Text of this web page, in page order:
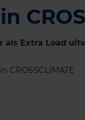
als Extra Load